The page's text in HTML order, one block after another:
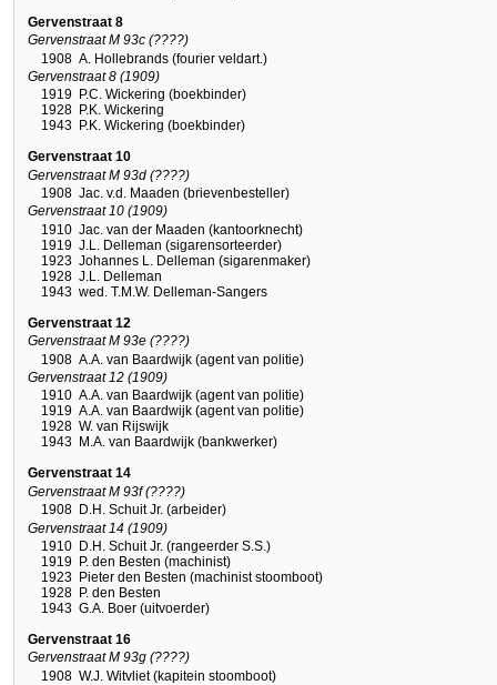
Gervenstraat 8
Gervenstraat M 93c (????)
1908 A. Hollebrands (fourier veldart.)
Gervenstraat 8 (1909)
1919 P.C. Wickering (boekbinder)
1928 P.K. Wickering
1943 P.K. Wickering (boekbinder)
Gervenstraat 10
Gervenstraat M 93d (????)
1908 Jac. v.d. Maaden (brievenbesteller)
Gervenstraat 10 (1909)
1910 Jac. van der Maaden (kantoorknecht)
1919 J.L. Delleman (sigarensorteerder)
1923 Johannes L. Delleman (sigarenmaker)
1928 J.L. Delleman
1943 wed. T.M.W. Delleman-Sangers
Gervenstraat 12
Gervenstraat M 93e (????)
1908 A.A. van Baardwijk (agent van politie)
Gervenstraat 12 (1909)
1910 A.A. van Baardwijk (agent van politie)
1919 A.A. van Baardwijk (agent van politie)
1928 W. van Rijswijk
1943 M.A. van Baardwijk (bankwerker)
Gervenstraat 14
Gervenstraat M 93f (????)
1908 D.H. Schuit Jr. (arbeider)
Gervenstraat 14 (1909)
1910 D.H. Schuit Jr. (rangeerder S.S.)
1919 P. den Besten (machinist)
1923 Pieter den Besten (machinist stoomboot)
1928 P. den Besten
1943 G.A. Boer (uitvoerder)
Gervenstraat 16
Gervenstraat M 93g (????)
1908 W.J. Witvliet (kapitein stoomboot)